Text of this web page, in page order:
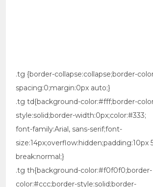
.tg {border-collapse:collapse;border-
spacing:0;margin:0px auto;}
.tg td{background-color:#fff;border-
style:solid;border-width:0px;color:#333;
font-family:Arial, sans-serif;font-
size:14px;overflow:hidden;padding:10px
break:normal;}
.tg th{background-color:#f0f0f0;border-
color:#ccc;border-style:solid;border-